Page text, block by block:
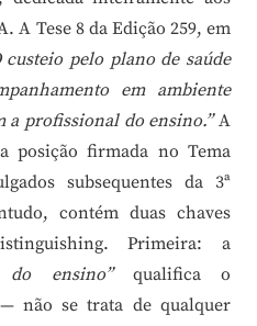
A Tese 8 da Edição 259, em
custeio pelo plano de saúde
em ambiente
profissional do ensino.”A
posição firmada no Tema
subsequentes da 3ª
contém duas chaves
Primeira: a
do ensino”qualifica o
não se trata de qualquer